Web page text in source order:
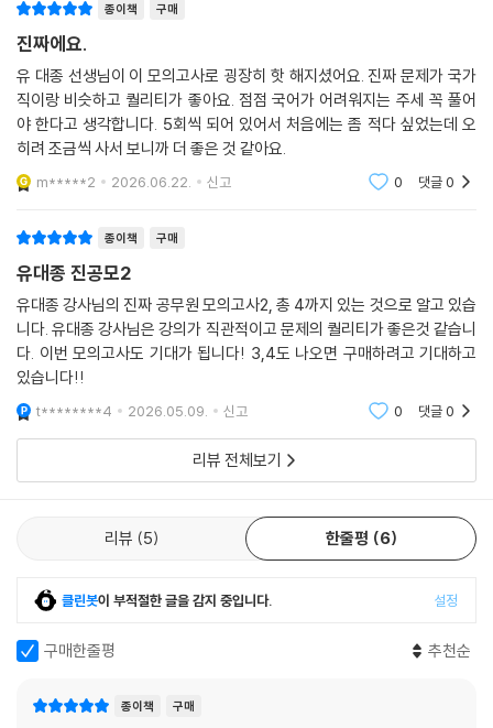
종이책 구매
진짜에요.
유 대종 선생님이 이 모의고사로 굉장히 핫 해지셨어요. 진짜 문제가 국가
직이랑 비슷하고 퀄리티가 좋아요. 점점 국어가 어려워지는 주세 꼭 풀어
야 한다고 생각합니다. 5회씩 되어 있어서 처음에는 좀 적다 싶었는데 오
히려 조금씩 사서 보니까 더 좋은 것 같아요.
m*****2 2026.06.22. 신고 0 댓글0
종이책 구매
유대종 진공모2
유대종 강사님의 진짜 공무원 모의고사2, 총 4까지 있는 것으로 알고 있습
니다. 유대종 강사님은 강의가 직관적이고 문제의 퀄리티가 좋은것 같습니
다. 이번 모의고사도 기대가 됩니다! 3,4도 나오면 구매하려고 기대하고
있습니다!!
t********4 2026.05.09. 신고 0 댓글0
리뷰 전체보기
리뷰 5 한줄평 6
클린봇이 부적절한 글을 감지 중입니다. 설정
구매한줄평 추천순
종이책 구매